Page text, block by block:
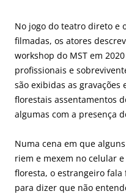
No jogo do teatro direto e
filmadas, os atores
workshop do MST em
profissionais e
são exibidas as
florestais assentamentos
algumas com a presença
Numa cena em que
riem e mexem no celular
floresta, o estrangeiro
para dizer que não